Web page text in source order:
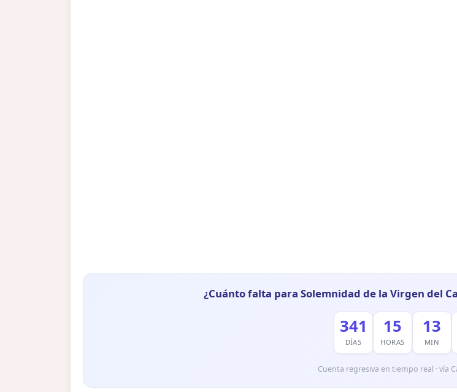
¿Cuánto falta para Solemnidad de la Virgen del
341
DÍAS
15
HORAS
13
MIN
Cuenta regresiva en tiempo real · vía